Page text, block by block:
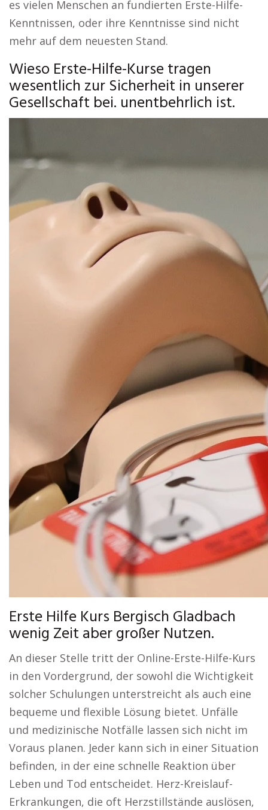
es vielen Menschen an fundierten Erste-Hilfe-
Kenntnissen, oder ihre Kenntnisse sind nicht
mehr auf dem neuesten Stand.
Wieso Erste-Hilfe-Kurse tragen
wesentlich zur Sicherheit in unserer
Gesellschaft bei. unentbehrlich ist.
Erste Hilfe Kurs Bergisch Gladbach
wenig Zeit aber großer Nutzen.
An dieser Stelle tritt der Online-Erste-Hilfe-Kurs
in den Vordergrund, der sowohl die Wichtigkeit
solcher Schulungen unterstreicht als auch eine
bequeme und flexible Lösung bietet. Unfälle
und medizinische Notfälle lassen sich nicht im
Voraus planen. Jeder kann sich in einer Situation
befinden, in der eine schnelle Reaktion über
Leben und Tod entscheidet. Herz-Kreislauf-
Erkrankungen, die oft Herzstillstände auslösen,